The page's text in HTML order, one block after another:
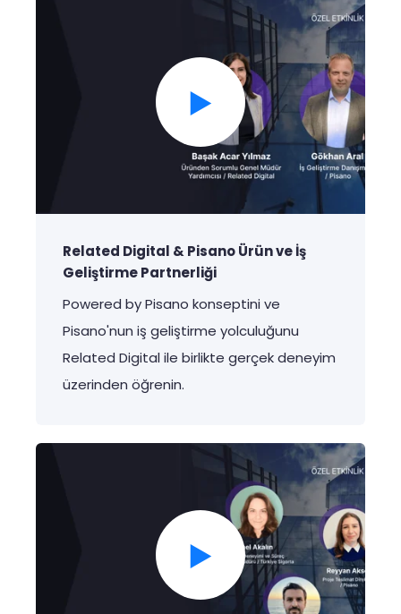
Related Digital & Pisano Ürün ve İş
Geliştirme Partnerliği
Powered by Pisano konseptini ve
Pisano'nun iş geliştirme yolculuğunu
Related Digital ile birlikte gerçekdeneyim
üzerinden öğrenin.